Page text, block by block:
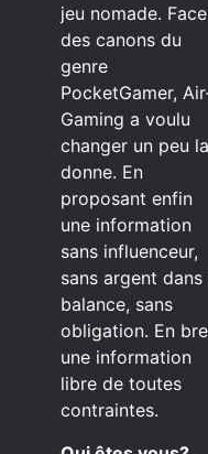
jeu nomade.
des canons du
genre
PocketGamer,
Gaming a voulu
changer un peu la
donne. En
proposant enfin
une information
sans influenceur,
sans argent dans
balance, sans
obligation. En
une information
libre de toutes
contraintes.